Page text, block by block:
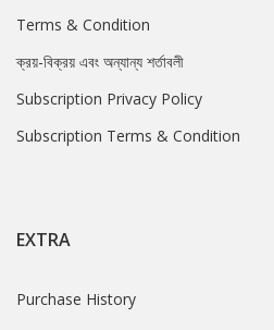
Terms & Condition
ক্রয়-বিক্রয় এবং অন্যান্য শর্তাবলী
Subscription Privacy Policy
Subscription Terms & Condition
EXTRA
Purchase History